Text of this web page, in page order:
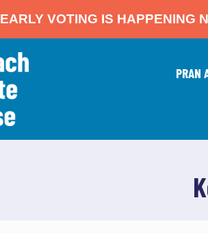
EARLY VOTING IS HAPPENING
PRAN